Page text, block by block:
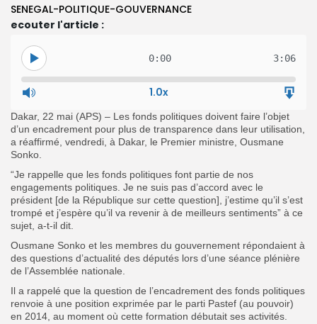
Search
for:
SENEGAL-POLITIQUE-GOUVERNANCE
ecouter l'article :
0:00 3:06
1.0x
Dakar, 22 mai (APS) – Les fonds politiques doivent faire l’objet
d’un encadrement pour plus de transparence dans leur utilisation,
a réaffirmé, vendredi, à Dakar, le Premier ministre, Ousmane
Sonko.
“Je rappelle que les fonds politiques font partie de nos
engagements politiques. Je ne suis pas d’accord avec le
président [de la République sur cette question], j’estime qu’il s’est
trompé et j’espère qu’il va revenir à de meilleurs sentiments” à ce
sujet, a-t-il dit.
Ousmane Sonko et les membres du gouvernement répondaient à
des questions d’actualité des députés lors d’une séance plénière
de l’Assemblée nationale.
Il a rappelé que la question de l’encadrement des fonds politiques
renvoie à une position exprimée par le parti Pastef (au pouvoir)
en 2014, au moment où cette formation débutait ses activités.